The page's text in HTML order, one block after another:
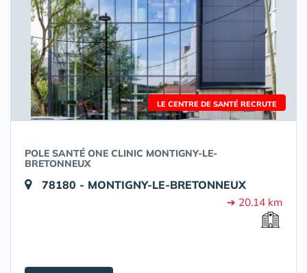
LE CENTRE DE SANTÉ RECRUTE
POLE SANTÉ ONE CLINIC MONTIGNY-LE-
BRETONNEUX
78180 - MONTIGNY-LE-BRETONNEUX
➔ 20.14 km